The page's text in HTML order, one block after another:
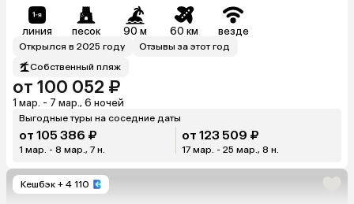
линия песок 90 м 60 км везде
Открылся в 2025 году
Отзывы за этот год
Собственный пляж
от 100 052 ₽
1 мар. - 7 мар., 6 ночей
Выгодные туры на соседние даты
от 105 386 ₽
1 мар. - 8 мар., 7 н.
от 123 509 ₽
17 мар. - 25 мар., 8 н.
Кешбэк + 4 110